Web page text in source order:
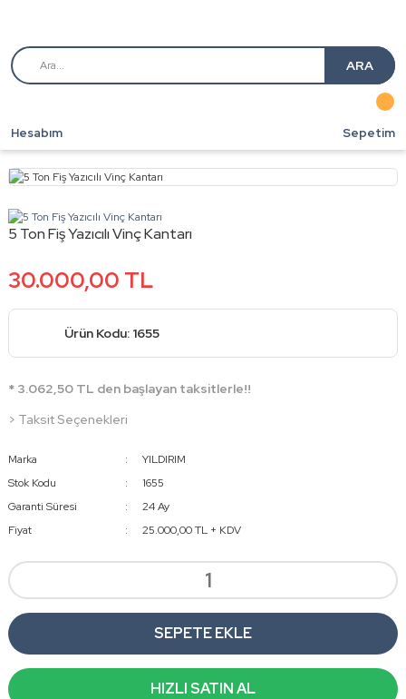
ARA
Hesabım Sepetim
5 Ton Fiş Yazıcılı Vinç Kantarı
30.000,00 TL
Ürün Kodu: 1655
* 3.062,50 TL den başlayan taksitlerle!!
> Taksit Seçenekleri
Marka
YILDIRIM
Stok Kodu
1655
Garanti Süresi
24 Ay
Fiyat
25.000,00 TL + KDV
SEPETE EKLE
HIZLI SATIN AL